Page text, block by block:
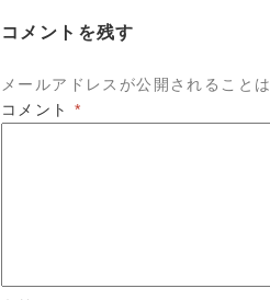
コメントを残す
メールアドレスが公開されること
コメント *